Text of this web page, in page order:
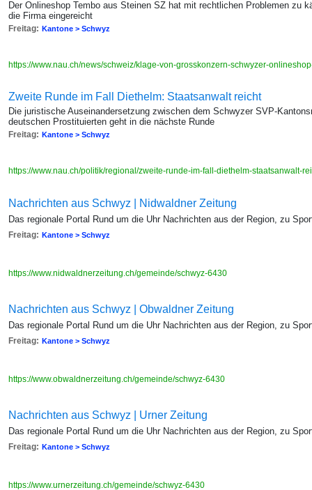
Der Onlineshop Tembo aus Steinen SZ hat mit rechtlichen Problemen zu
die Firma eingereicht
Freitag: Kantone > Schwyz
https://www.nau.ch/news/schweiz/klage-von-grosskonzern-schwyzer-
Zweite Runde im Fall Diethelm: Staatsanwalt reicht
Die juristische Auseinandersetzung zwischen dem Schwyzer SVP-
deutschen Prostituierten geht in die nächste Runde
Freitag: Kantone > Schwyz
https://www.nau.ch/politik/regional/zweite-runde-im-fall-diethelm-staatsanwalt-
Nachrichten aus Schwyz | Nidwaldner Zeitung
Das regionale Portal Rund um die Uhr Nachrichten aus der Region, zu
Freitag: Kantone > Schwyz
https://www.nidwaldnerzeitung.ch/gemeinde/schwyz-6430
Nachrichten aus Schwyz | Obwaldner Zeitung
Das regionale Portal Rund um die Uhr Nachrichten aus der Region, zu
Freitag: Kantone > Schwyz
https://www.obwaldnerzeitung.ch/gemeinde/schwyz-6430
Nachrichten aus Schwyz | Urner Zeitung
Das regionale Portal Rund um die Uhr Nachrichten aus der Region, zu
Freitag: Kantone > Schwyz
https://www.urnerzeitung.ch/gemeinde/schwyz-6430